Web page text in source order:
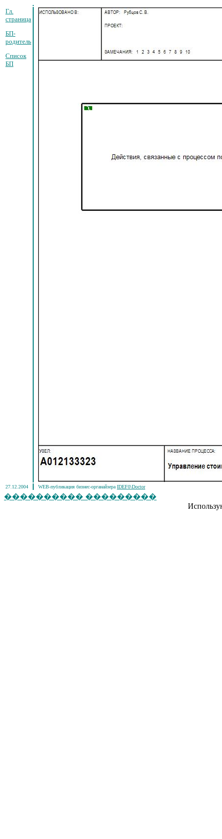
Гл.
страница
БП-
родитель
Список
БП
27.12.2004 WEB-публикация бизнес-органайзера IDEF0\Doctor
���������� ���������